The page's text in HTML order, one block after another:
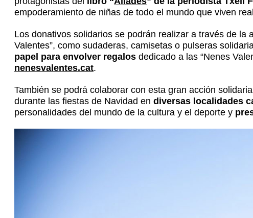
empoderamiento de niñas de todo el mundo que viven
Los donativos solidarios se podrán realizar a través de la
Valentes”, como sudaderas, camisetas o pulseras
papel para envolver regalos dedicado a las “Nenes
nenesvalentes.cat.
También se podrá colaborar con esta gran acción
durante las fiestas de Navidad en diversas localidades
personalidades del mundo de la cultura y el deporte y